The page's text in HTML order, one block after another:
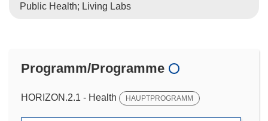
Public Health; Living Labs
Programm/Programme
HORIZON.2.1 - Health HAUPTPROGRAMM